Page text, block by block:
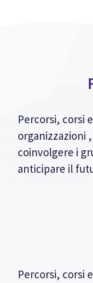
Percorsi, corsi
organizzazioni
coinvolgere i
anticipare il
Percorsi, corsi